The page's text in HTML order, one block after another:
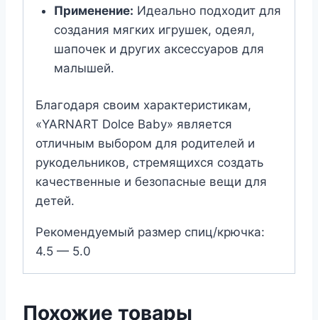
Применение: Идеально подходит для
создания мягких игрушек, одеял,
шапочек и других аксессуаров для
малышей.
Благодаря своим характеристикам,
«YARNART Dolce Baby» является
отличным выбором для родителей и
рукодельников, стремящихся создать
качественные и безопасные вещи для
детей.
Рекомендуемый размер спиц/крючка:
4.5 — 5.0
Похожие товары